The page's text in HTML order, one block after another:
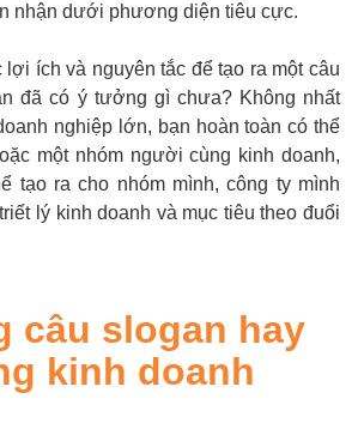
nhận dưới phương diện tiêu cực.
ích và nguyên tắc để tạo ra một câu
đã có ý tưởng gì chưa? Không nhất
nghiệp lớn, bạn hoàn toàn có thể
một nhóm người cùng kinh doanh,
tạo ra cho nhóm mình, công ty mình
lý kinh doanh và mục tiêu theo đuổi
câu slogan hay
kinh doanh